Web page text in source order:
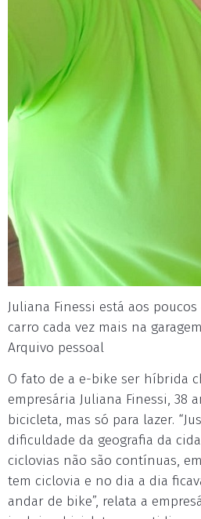
Juliana Finessi está aos
carro cada vez mais na
Arquivo pessoal
O fato de a e-bike ser híbrida
empresária Juliana Finessi, 38
bicicleta, mas só para lazer.
dificuldade da geografia da
ciclovias não são contínuas,
tem ciclovia e no dia a dia
andar de bike”, relata a